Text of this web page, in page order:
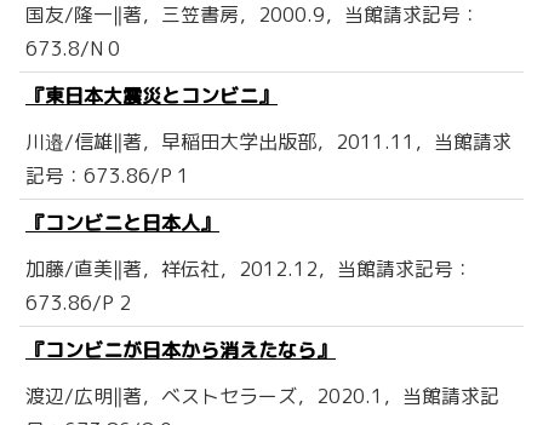
国友/隆一‖著，三笠書房，2000.9，当館請求記号：
673.8/N 0
『東日本大震災とコンビニ』
川邉/信雄‖著，早稲田大学出版部，2011.11，当館請求
記号：673.86/P 1
『コンビニと日本人』
加藤/直美‖著，祥伝社，2012.12，当館請求記号：
673.86/P 2
『コンビニが日本から消えたなら』
渡辺/広明‖著，ベストセラーズ，2020.1，当館請求記